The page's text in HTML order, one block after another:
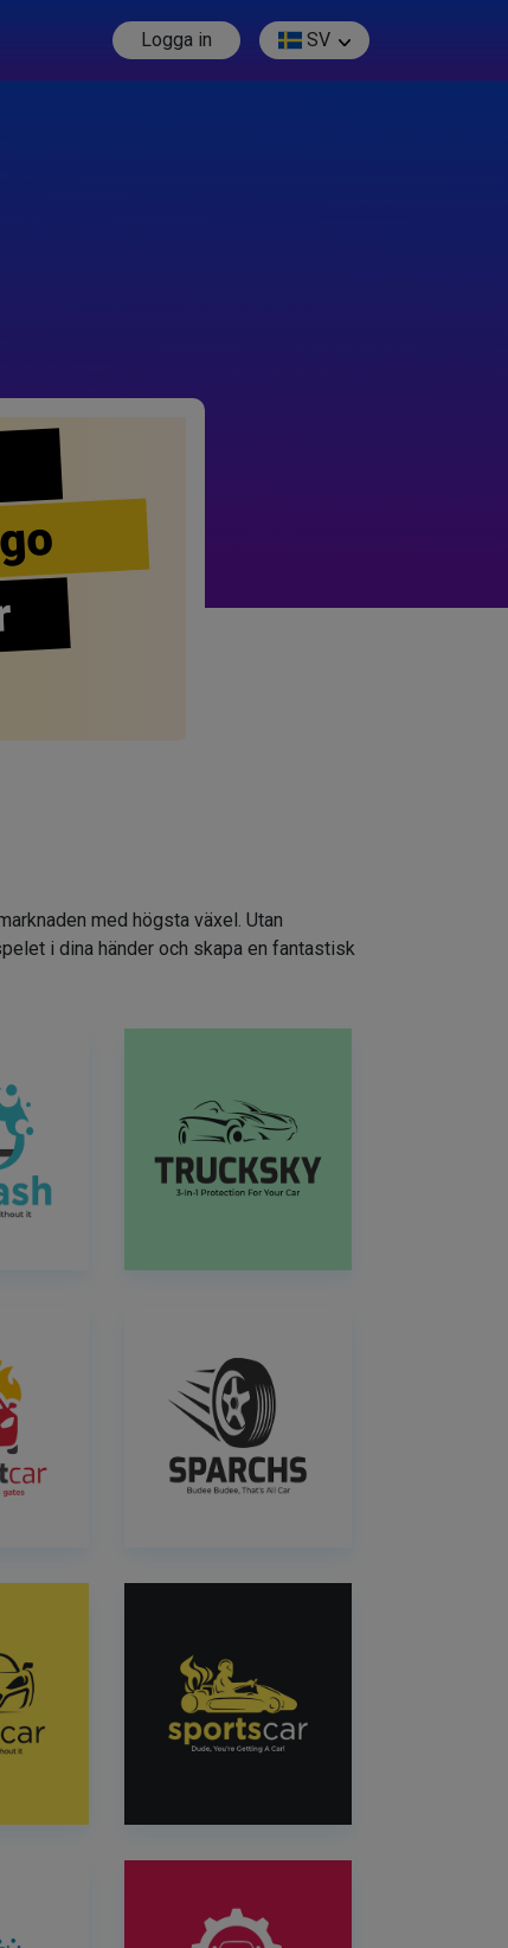
Logga in SV
med högsta växel. Utan
i dina händer och skapa en fantastisk